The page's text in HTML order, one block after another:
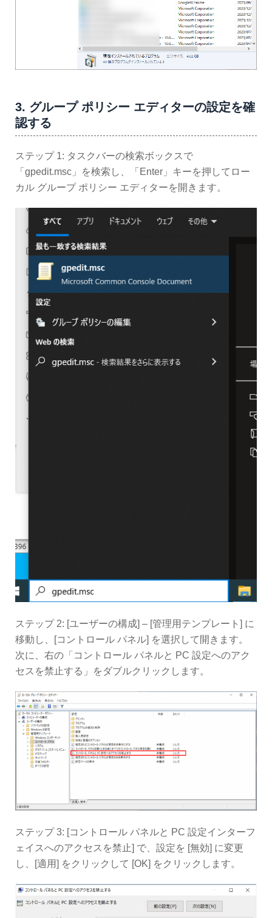
3. グループ ポリシー エディターの設定を確
認する
ステップ 1: タスクバーの検索ボックスで
「gpedit.msc」を検索し、「Enter」キーを押してロー
カル グループ ポリシー エディターを開きます。
ステップ 2: [ユーザーの構成] – [管理用テンプレート] に
移動し、[コントロール パネル] を選択して開きます。
次に、右の「コントロール パネルと PC 設定へのアク
セスを禁止する」をダブルクリックします。
ステップ 3: [コントロール パネルと PC 設定インターフ
ェイスへのアクセスを禁止] で、設定を [無効] に変更
し、[適用] をクリックして [OK] をクリックします。